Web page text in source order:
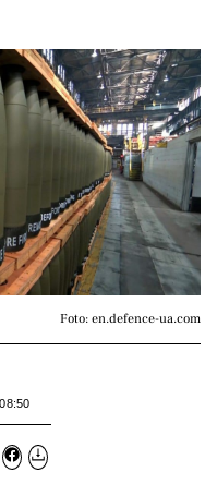
Foto: en.defence-ua.com